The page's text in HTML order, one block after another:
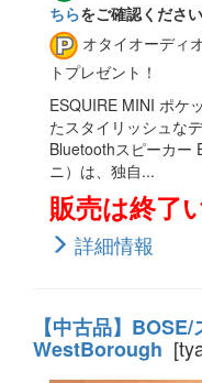
ちらをご確認ください
オタイオーディ
トプレゼント！
ESQUIRE MINI ポケ
たスタイリッシュな
Bluetoothスピーカー
ニ）は、独自...
販売は終了
詳細情報
【中古品】
WestBorough